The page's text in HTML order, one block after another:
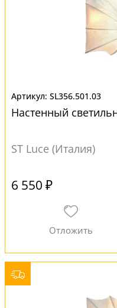
SL356.501.03
Настенный
ST Luce (Италия)
6 550 ₽